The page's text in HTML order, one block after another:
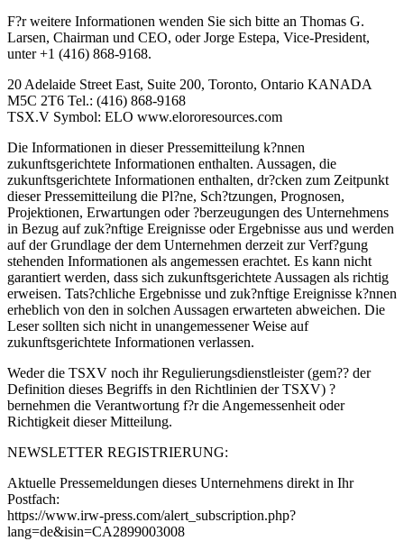
F?r weitere Informationen wenden Sie sich bitte an Thomas G.
Larsen, Chairman und CEO, oder Jorge Estepa, Vice-President,
unter +1 (416) 868-9168.
20 Adelaide Street East, Suite 200, Toronto, Ontario KANADA
M5C 2T6 Tel.: (416) 868-9168
TSX.V Symbol: ELO www.elororesources.com
Die Informationen in dieser Pressemitteilung k?nnen
zukunftsgerichtete Informationen enthalten. Aussagen, die
zukunftsgerichtete Informationen enthalten, dr?cken zum Zeitpunkt
dieser Pressemitteilung die Pl?ne, Sch?tzungen, Prognosen,
Projektionen, Erwartungen oder ?berzeugungen des Unternehmens
in Bezug auf zuk?nftige Ereignisse oder Ergebnisse aus und werden
auf der Grundlage der dem Unternehmen derzeit zur Verf?gung
stehenden Informationen als angemessen erachtet. Es kann nicht
garantiert werden, dass sich zukunftsgerichtete Aussagen als richtig
erweisen. Tats?chliche Ergebnisse und zuk?nftige Ereignisse k?nnen
erheblich von den in solchen Aussagen erwarteten abweichen. Die
Leser sollten sich nicht in unangemessener Weise auf
zukunftsgerichtete Informationen verlassen.
Weder die TSXV noch ihr Regulierungsdienstleister (gem?? der
Definition dieses Begriffs in den Richtlinien der TSXV) ?
bernehmen die Verantwortung f?r die Angemessenheit oder
Richtigkeit dieser Mitteilung.
NEWSLETTER REGISTRIERUNG:
Aktuelle Pressemeldungen dieses Unternehmens direkt in Ihr
Postfach:
https://www.irw-press.com/alert_subscription.php?
lang=de&isin=CA2899003008